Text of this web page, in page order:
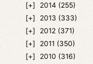
2014 (255)
2013 (333)
2012 (371)
2011 (350)
2010 (316)